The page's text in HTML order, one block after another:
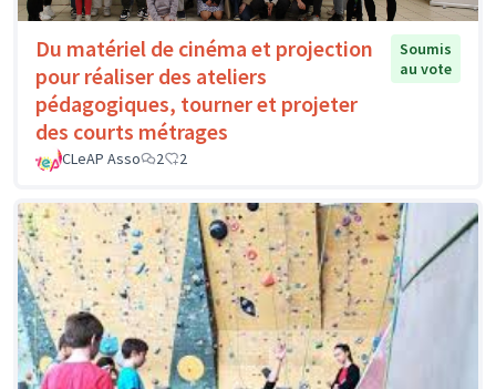
Du matériel de cinéma et projection
pour réaliser des ateliers
pédagogiques, tourner et projeter
des courts métrages
Soumis
au vote
CLeAP Asso 2 2